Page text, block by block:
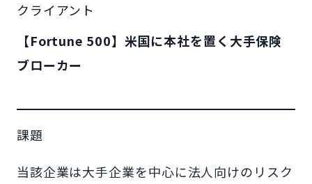
クライアント
【Fortune 500】米国に本社を置く大手保険
ブローカー
課題
当該企業は大手企業を中心に法人向けのリスク